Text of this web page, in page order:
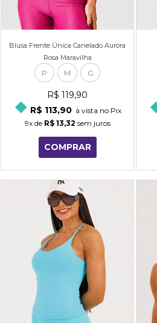
Blusa Frente Única Canelado Aurora
Rosa Maravilha
P M G
R$ 119,90
R$ 113,90 à vista no Pix
9xde R$ 13,32 sem juros
COMPRAR